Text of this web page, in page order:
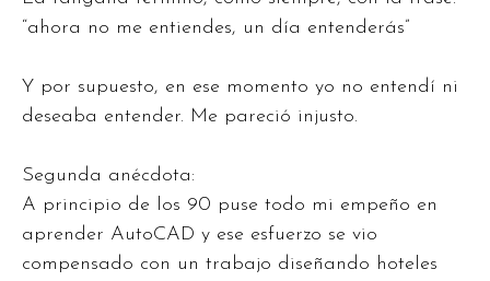
“ahora no me entiendes, un día entenderás”
Y por supuesto, en ese momento yo no entendí ni
deseaba entender. Me pareció injusto.
Segunda anécdota:
A principio de los 90 puse todo mi empeño en
aprender AutoCAD y ese esfuerzo se vio
compensado con un trabajo diseñando hoteles